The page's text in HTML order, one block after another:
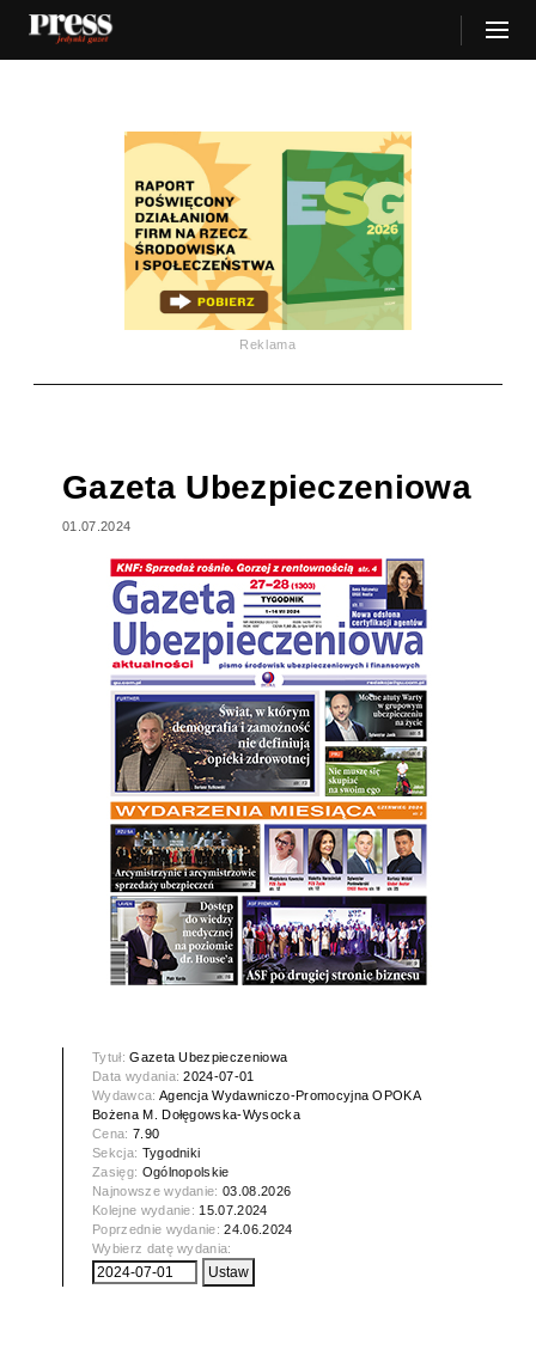
Reklama
Gazeta Ubezpieczeniowa
01.07.2024
Tytuł:Gazeta Ubezpieczeniowa
Data wydania:2024-07-01
Wydawca: Agencja Wydawniczo-Promocyjna OPOKA
Bożena M. Dołęgowska-Wysocka
Cena: 7.90
Sekcja: Tygodniki
Zasięg: Ogólnopolskie
Najnowsze wydanie:03.08.2026
Kolejne wydanie: 15.07.2024
Poprzednie wydanie:24.06.2024
Wybierz datę wydania: